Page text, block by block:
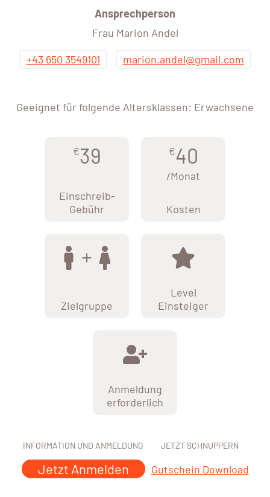
Ansprechperson
Frau Marion Andel
+43 650 3549101
marion.andel@gmail.com
Geeignet für folgende Altersklassen: Erwachsene
€39
Einschreib-
Gebühr
€40
/Monat
Kosten
Zielgruppe
Level
Einsteiger
Anmeldung
erforderlich
INFORMATION UND ANMELDUNG
Jetzt Anmelden
JETZT SCHNUPPERN
Gutschein Download